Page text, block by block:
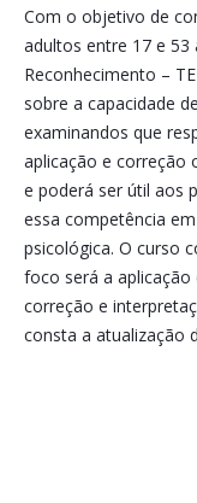
Com o objetivo de
adultos entre 17 e
Reconhecimento –
sobre a capacidade
examinandos que
aplicação e correção
e poderá ser útil aos
essa competência
psicológica. O curso
foco será a
correção e
consta a atualização